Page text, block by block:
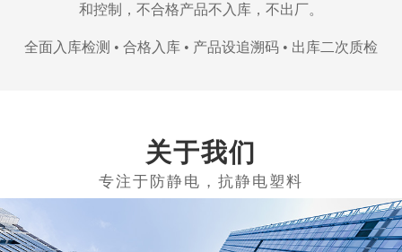
和控制，不合格产品不入库，不出厂。
全面入库检测 • 合格入库 • 产品设追溯码 • 出库二次质检
关于我们